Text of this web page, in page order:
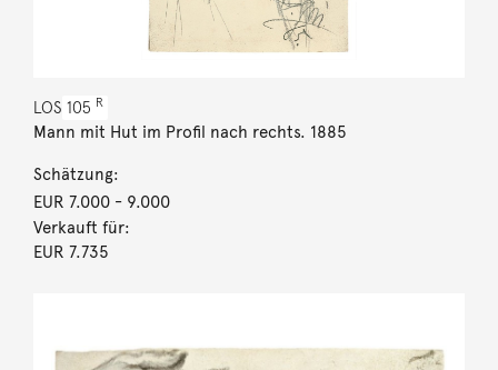
LOS 105 R
Mann mit Hut im Profil nach rechts. 1885
Schätzung:
EUR 7.000- 9.000
Verkauft für:
EUR 7.735